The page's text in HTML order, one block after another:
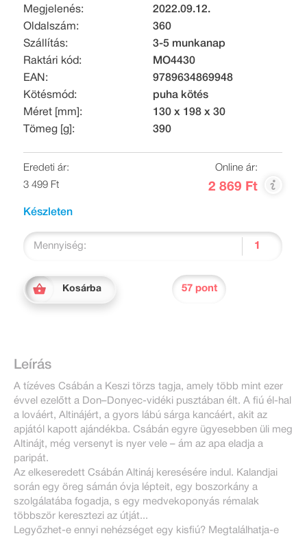
Megjelenés:
2022.09.12.
Oldalszám:
360
Szállítás:
3-5 munkanap
Raktári kód:
MO4430
EAN:
9789634869948
Kötésmód:
puha kötés
Méret [mm]:
130 x 198 x 30
Tömeg [g]:
390
Eredeti ár:
3 499 Ft
Online ár:
2 869 Ft
Készleten
Mennyiség:
Kosárba 57 pont
Leírás
A tízéves Csábán a Keszi törzs tagja, amely több mint ezer
évvel ezelőtt a Don–Donyec-vidéki pusztában élt. A fiú él-hal
a lováért, Altinájért, a gyors lábú sárga kancáért, akit az
apjától kapott ajándékba. Csábán egyre ügyesebben üli meg
Altinájt, még versenyt is nyer vele – ám az apa eladja a
paripát.
Az elkeseredett Csábán Altináj keresésére indul. Kalandjai
során egy öreg sámán óvja lépteit, egy boszorkány a
szolgálatába fogadja, s egy medvekoponyás rémalak
többször keresztezi az útját...
Legyőzhet-e ennyi nehézséget egy kisfiú? Megtalálhatja-e